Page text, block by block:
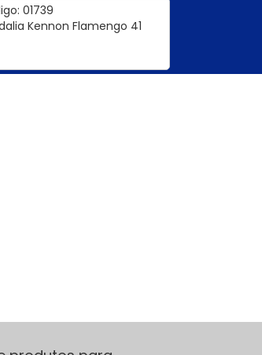
01739
Kennon Flamengo 41